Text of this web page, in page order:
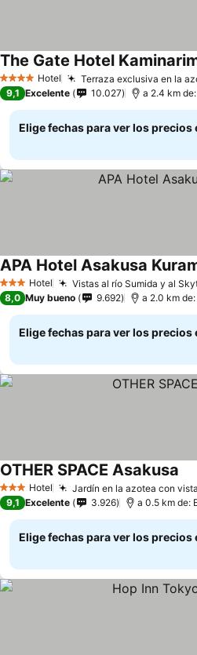
4 EstrellasHotel Terraza exclusiva en la
The Gate Hotel
9,1 Excelente 10.027 a 2.4 km
Elige fechas para ver los precios
3 Estrellas
Hotel Vistas al río Sumida y al
APA Hotel Asakusa
8,0 Muy bueno 9.692 a 2.0 km
Elige fechas para ver los precios
3 Estrellas
Hotel Jardín en la azotea con
OTHER SPACE Asakusa
9,1 Excelente 3.926
Elige fechas para ver los precios